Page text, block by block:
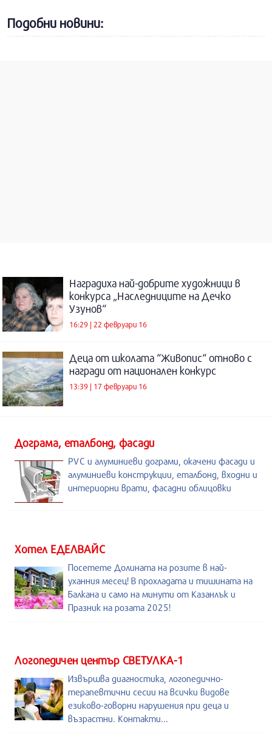
Подобни новини:
Наградиха най-добрите художници в
конкурса „Наследниците на Дечко
Узунов“
16:29 | 22 февруари 16
Деца от школата “Живопис“ отново с
награди от национален конкурс
13:39 | 17 февруари 16
Дограма, еталбонд, фасади
PVC и алуминиеви дограми, окачени фасади и
алуминиеви конструкции, еталбонд, входни и
интериорни врати, фасадни облицовки
Хотел ЕДЕЛВАЙС
Посетете Долината на розите в най-
уханния месец! В прохладата и тишината на
Балкана и само на минути от Казанлък и
Празник на розата 2025!
Логопедичен център СВЕТУЛКА-1
Извършва диагностика, логопедично-
терапевтични сесии на всички видове
езиково-говорни нарушения при деца и
възрастни. Контакти...